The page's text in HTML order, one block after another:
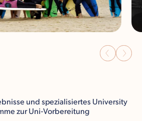
und spezialisiertes University
zur Uni‑Vorbereitung